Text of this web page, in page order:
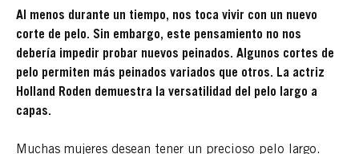
Al menos durante un tiempo, nos toca vivir con un nuevo
corte de pelo. Sin embargo, este pensamiento no nos
debería impedir probar nuevos peinados. Algunos cortes de
pelo permiten más peinados variados que otros. La actriz
Holland Roden demuestra la versatilidad del pelo largo a
capas.
Muchas mujeres desean tener un precioso pelo largo.